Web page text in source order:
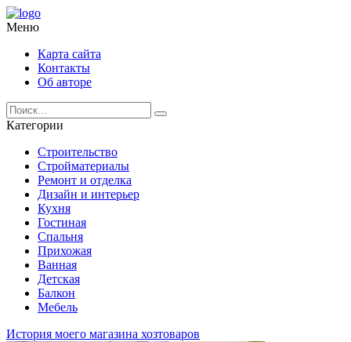
Меню
Карта сайта
Контакты
Об авторе
Категории
Строительство
Стройматериалы
Ремонт и отделка
Дизайн и интерьер
Кухня
Гостиная
Спальня
Прихожая
Ванная
Детская
Балкон
Мебель
История моего магазина хозтоваров